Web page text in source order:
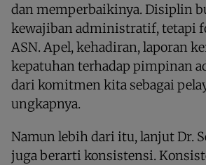
dan memperbaikinya. Disiplin
kewajiban administratif, tetapi
ASN. Apel, kehadiran, laporan
kepatuhan terhadap pimpinan
dari komitmen kita sebagai
ungkapnya.
Namun lebih dari itu, lanjut Dr.
juga berarti konsistensi.